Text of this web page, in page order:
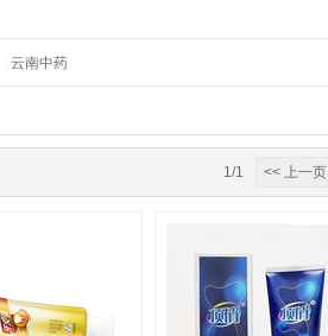
云南中药
1/1 << 上一页